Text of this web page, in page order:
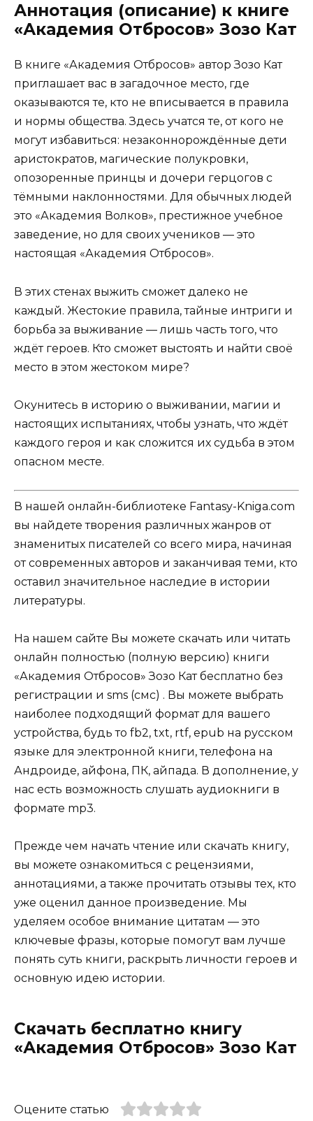
Аннотация (описание) к книге
«Академия Отбросов» Зозо Кат
В книге «Академия Отбросов» автор Зозо Кат
приглашает вас в загадочное место, где
оказываются те, кто не вписывается в правила
и нормы общества. Здесь учатся те, от кого не
могут избавиться: незаконнорождённые дети
аристократов, магические полукровки,
опозоренные принцы и дочери герцогов с
тёмными наклонностями. Для обычных людей
это «Академия Волков», престижное учебное
заведение, но для своих учеников — это
настоящая «Академия Отбросов».
В этих стенах выжить сможет далеко не
каждый. Жестокие правила, тайные интриги и
борьба за выживание — лишь часть того, что
ждёт героев. Кто сможет выстоять и найти своё
место в этом жестоком мире?
Окунитесь в историю о выживании, магии и
настоящих испытаниях, чтобы узнать, что ждёт
каждого героя и как сложится их судьба в этом
опасном месте.
В нашей онлайн-библиотеке Fantasy-Kniga.com
вы найдете творения различных жанров от
знаменитых писателей со всего мира, начиная
от современных авторов и заканчивая теми, кто
оставил значительное наследие в истории
литературы.
На нашем сайте Вы можете скачать или читать
онлайн полностью (полную версию) книги
«Академия Отбросов» Зозо Кат бесплатно без
регистрации и sms (смс) . Вы можете выбрать
наиболее подходящий формат для вашего
устройства, будь то fb2, txt, rtf, epub на русском
языке для электронной книги, телефона на
Андроиде, айфона, ПК, айпада. В дополнение, у
нас есть возможность слушать аудиокниги в
формате mp3.
Прежде чем начать чтение или скачать книгу,
вы можете ознакомиться с рецензиями,
аннотациями, а также прочитать отзывы тех, кто
уже оценил данное произведение. Мы
уделяем особое внимание цитатам — это
ключевые фразы, которые помогут вам лучше
понять суть книги, раскрыть личности героев и
основную идею истории.
Скачать бесплатно книгу
«Академия Отбросов» Зозо Кат
Оцените статью